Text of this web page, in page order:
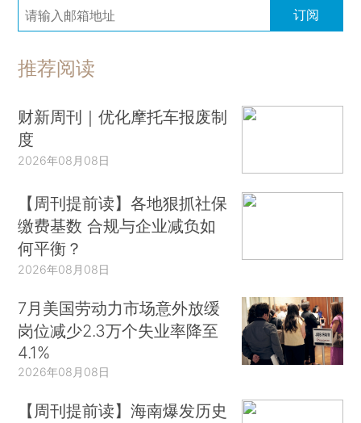
订阅
推荐阅读
财新周刊｜优化摩托车报废制
度
2026年08月08日
【周刊提前读】各地狠抓社保
缴费基数 合规与企业减负如
何平衡？
2026年08月08日
7月美国劳动力市场意外放缓
岗位减少2.3万个失业率降至
4.1%
2026年08月08日
【周刊提前读】海南爆发历史